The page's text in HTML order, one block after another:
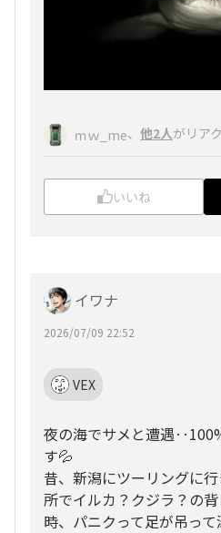
ｍｗ_me、 他2人がリア
いいね
イワナ
2026/07/09 22:52
VEX
夜の海でサメと遭遇
す💦
昔、新潟にツーリングに
所でイルカ？クジラ？の
時、パニクって足が吊っ